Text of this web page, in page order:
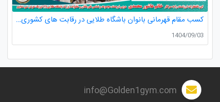
کسب مقام قهرمانی بانوان باشگاه طلایی در رقابت های کشوری کاراته
1404/09/03
info@Golden1gym.com